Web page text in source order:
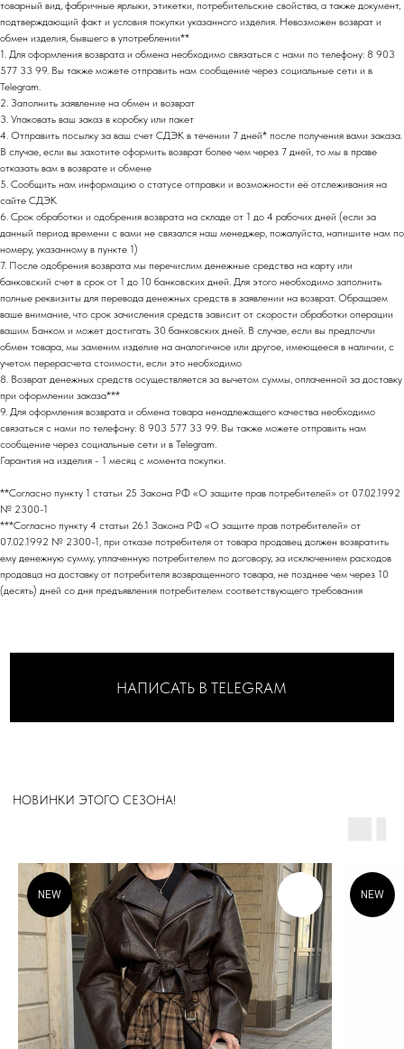
товарный вид, фабричные ярлыки, этикетки, потребительские свойства, а также документ,
подтверждающий факт и условия покупки указанного изделия. Невозможен возврат и
обмен изделия, бывшего в употреблении**
1. Для оформления возврата и обмена необходимо связаться с нами по телефону: 8 903
577 33 99. Вы также можете отправить нам сообщение через социальные сети и в
Telegram.
2. Заполнить заявление на обмен и возврат
3. Упаковать ваш заказ в коробку или пакет
4. Отправить посылку за ваш счет СДЭК в течении 7 дней* после получения вами заказа.
В случае, если вы захотите оформить возврат более чем через 7 дней, то мы в праве
отказать вам в возврате и обмене
5. Сообщить нам информацию о статусе отправки и возможности её отслеживания на
сайте СДЭК
6. Срок обработки и одобрения возврата на складе от 1 до 4 рабочих дней (если за
данный период времени с вами не связался наш менеджер, пожалуйста, напишите нам по
номеру, указанному в пункте 1)
7. После одобрения возврата мы перечислим денежные средства на карту или
банковский счет в срок от 1 до 10 банковских дней. Для этого необходимо заполнить
полные реквизиты для перевода денежных средств в заявлении на возврат. Обращаем
ваше внимание, что срок зачисления средств зависит от скорости обработки операции
вашим Банком и может достигать 30 банковских дней. В случае, если вы предпочли
обмен товара, мы заменим изделие на аналогичное или другое, имеющееся в наличии, с
учетом перерасчета стоимости, если это необходимо
8. Возврат денежных средств осуществляется за вычетом суммы, оплаченной за доставку
при оформлении заказа***
9. Для оформления возврата и обмена товара ненадлежащего качества необходимо
связаться с нами по телефону: 8 903 577 33 99. Вы также можете отправить нам
сообщение через социальные сети и в Telegram.
Гарантия на изделия - 1 месяц с момента покупки.
**Согласно пункту 1 статьи 25 Закона РФ «О защите прав потребителей» от 07.02.1992
№ 2300-1
***Согласно пункту 4 статьи 26.1 Закона РФ «О защите прав потребителей» от
07.02.1992 № 2300-1, при отказе потребителя от товара продавец должен возвратить
ему денежную сумму, уплаченную потребителем по договору, за исключением расходов
продавца на доставку от потребителя возвращенного товара, не позднее чем через 10
(десять) дней со дня предъявления потребителем соответствующего требования
НОВИНКИ ЭТОГО СЕЗОНА!
NEW NEW
МАГАЗИН
Адрес: м. Пушкинская/Маяковская
домофон 1
ОНЛАЙН-ОТДЕЛ
*
*Запрещен на территории РФ
КОНСУЛЬТАНТЫ-СТИЛИСТЫ
ПОМОГУТ ВЫБРАТЬ И
СТИЛИЗОВАТЬ ОБРАЗ ДЛЯ ЛЮБОГО
СЛУЧАЯ